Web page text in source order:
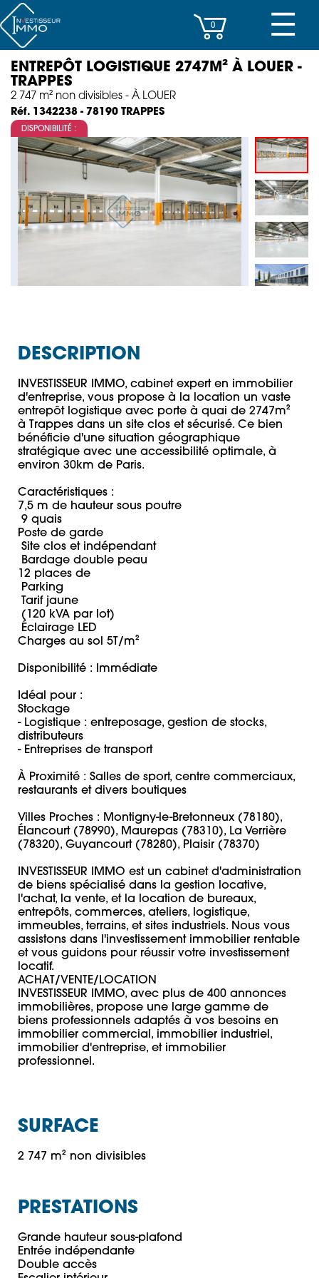
CENTRES D’AFFAIRES
IMMEUBLES DE RAPPORT
PROPERTY MANAGEMENT
PROGRAMMES NEUFS
INVESTISSEMENT
☰
0
ENTREPÔT LOGISTIQUE 2747M² À LOUER -
TRAPPES
2 747 m² non divisibles - À LOUER
Réf. 1342238 - 78190 TRAPPES
DISPONIBILITÉ :
DESCRIPTION
INVESTISSEUR IMMO, cabinet expert en immobilier
d'entreprise, vous propose à la location un vaste
entrepôt logistique avec porte à quai de 2747m²
à Trappes dans un site clos et sécurisé. Ce bien
bénéficie d'une situation géographique
stratégique avec une accessibilité optimale, à
environ 30km de Paris.
Caractéristiques :
7,5 m de hauteur sous poutre
Poste de garde
12 places de
Charges au sol 5T/m²
Disponibilité : Immédiate
Idéal pour :
Stockage
- Logistique : entreposage, gestion de stocks,
distributeurs
- Entreprises de transport
À Proximité : Salles de sport, centre commerciaux,
restaurants et divers boutiques
Villes Proches : Montigny-le-Bretonneux (78180),
Élancourt (78990), Maurepas (78310), La Verrière
(78320), Guyancourt (78280), Plaisir (78370)
INVESTISSEUR IMMO est un cabinet d'administration
de biens spécialisé dans la gestion locative,
l'achat, la vente, et la location de bureaux,
entrepôts, commerces, ateliers, logistique,
immeubles, terrains, et sites industriels. Nous vous
assistons dans l'investissement immobilier rentable
et vous guidons pour réussir votre investissement
locatif.
ACHAT/VENTE/LOCATION
INVESTISSEUR IMMO, avec plus de 400 annonces
immobilières, propose une large gamme de
biens professionnels adaptés à vos besoins en
immobilier commercial, immobilier industriel,
immobilier d'entreprise, et immobilier
professionnel.
SURFACE
2 747 m² non divisibles
PRESTATIONS
Grande hauteur sous-plafond
Entrée indépendante
Double accès